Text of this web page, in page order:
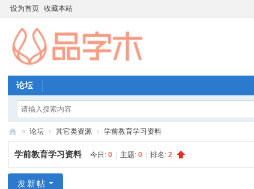
设为首页 收藏本站
论坛
品
字
» 论坛 › 其它类资源 › 学前教育学习资料
学前教育学习资料 今日:0 主题:0 排名:2
发新帖